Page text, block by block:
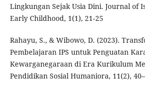
Lingkungan Sejak Usia Dini. Journal of
Early Childhood, 1(1), 21‑25
Rahayu, S., & Wibowo, D. (2023).
Pembelajaran IPS untuk Penguatan
Kewarganegaraan di Era Kurikulum
Pendidikan Sosial Humaniora, 11(2),